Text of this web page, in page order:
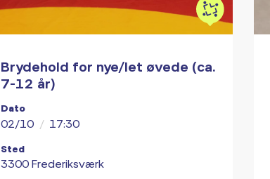
Brydehold for nye/let øvede (ca.
7-12 år)
Dato
02/10 / 17:30
Sted
3300 Frederiksværk